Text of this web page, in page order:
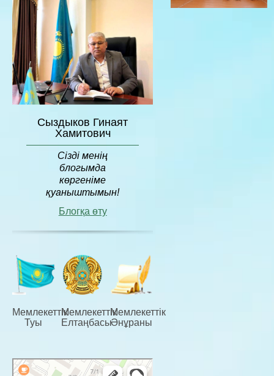
Сыздыков Гинаят
Хамитович
Сізді менің
блогымда
көргеніме
қуаныштымын!
Блогқа өту
Мемлекеттiк
Туы
Мемлекеттiк
Елтаңбасы
Мемлекеттiк
Әнұраны